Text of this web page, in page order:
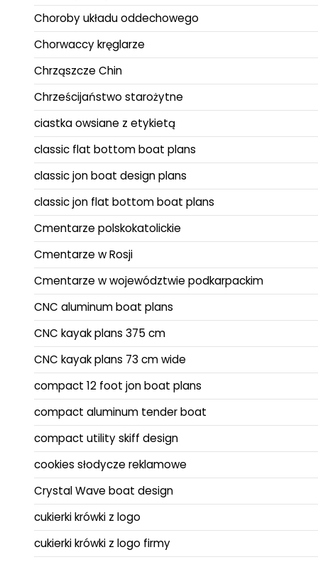
Choroby układu oddechowego
Chorwaccy kręglarze
Chrząszcze Chin
Chrześcijaństwo starożytne
ciastka owsiane z etykietą
classic flat bottom boat plans
classic jon boat design plans
classic jon flat bottom boat plans
Cmentarze polskokatolickie
Cmentarze w Rosji
Cmentarze w województwie podkarpackim
CNC aluminum boat plans
CNC kayak plans 375 cm
CNC kayak plans 73 cm wide
compact 12 foot jon boat plans
compact aluminum tender boat
compact utility skiff design
cookies słodycze reklamowe
Crystal Wave boat design
cukierki krówki z logo
cukierki krówki z logo firmy